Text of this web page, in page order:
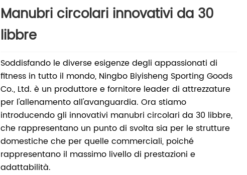
Manubri circolari innovativi da 30
libbre
Soddisfando le diverse esigenze degli appassionati di
fitness in tutto il mondo, Ningbo Biyisheng Sporting Goods
Co., Ltd. è un produttore e fornitore leader di attrezzature
per l'allenamento all'avanguardia. Ora stiamo
introducendo gli innovativi manubri circolari da 30 libbre,
che rappresentano un punto di svolta sia per le strutture
domestiche che per quelle commerciali, poiché
rappresentano il massimo livello di prestazioni e
adattabilità.